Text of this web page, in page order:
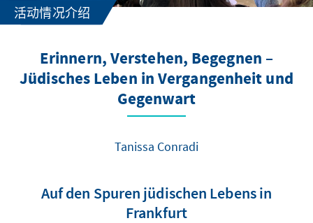
活动情况介绍
Erinnern, Verstehen, Begegnen –
Jüdisches Leben in Vergangenheit und
Gegenwart
Tanissa Conradi
Auf den Spuren jüdischen Lebens in
Frankfurt